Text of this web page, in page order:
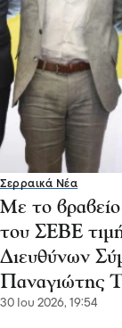
Σερραικά Νέα
Με το
του ΣΕΒΕ
Διευθύνων
Παναγιώτης
30 Ιου 2026, 19:54